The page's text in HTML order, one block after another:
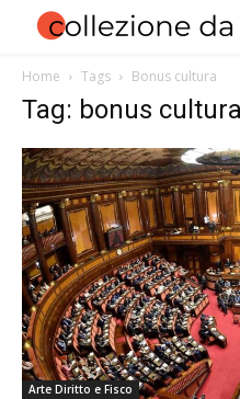
Home Tags Bonus cultura
Tag: bonus cultura
Arte Diritto e Fisco